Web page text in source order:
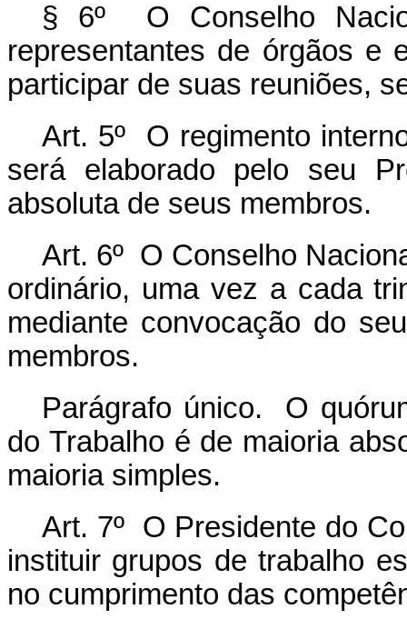
§ 6º O Conselho
representantes de órgãos e
participar de suas reuniões,
Art. 5º O regimento
será elaborado pelo seu
absoluta de seus membros.
Art. 6º O Conselho
ordinário, uma vez a cada
mediante convocação do
membros.
Parágrafo único. O
do Trabalho é de maioria
maioria simples.
Art. 7º O Presidente do
instituir grupos de trabalho
no cumprimento das